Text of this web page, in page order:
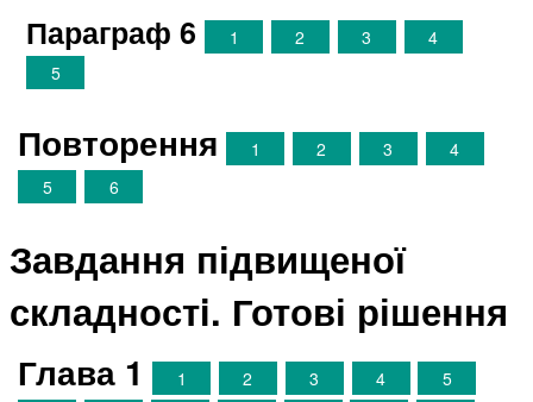
Параграф 6 1 2 3
4
5
Повторення 1 2 3
4
5
6
Завдання підвищеної
складностi. Готові рішення
Глава 1 1 2 3 4
5